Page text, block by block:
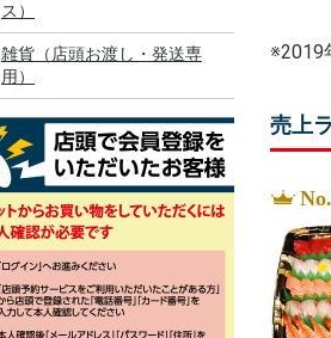
ス）
雑貨（店頭お渡し・発送専
用）
※2019
売上